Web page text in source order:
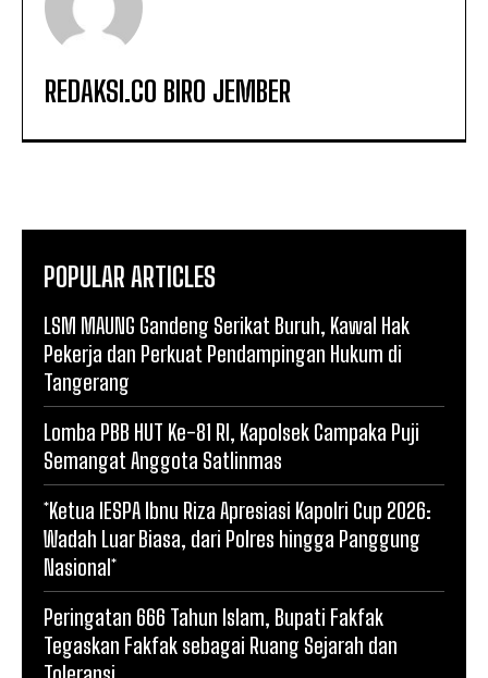
REDAKSI.CO BIRO JEMBER
POPULAR ARTICLES
LSM MAUNG Gandeng Serikat Buruh, Kawal Hak
Pekerja dan Perkuat Pendampingan Hukum di
Tangerang
Lomba PBB HUT Ke-81 RI, Kapolsek Campaka Puji
Semangat Anggota Satlinmas
*Ketua IESPA Ibnu Riza Apresiasi Kapolri Cup 2026:
Wadah Luar Biasa, dari Polres hingga Panggung
Nasional*
Peringatan 666 Tahun Islam, Bupati Fakfak
Tegaskan Fakfak sebagai Ruang Sejarah dan